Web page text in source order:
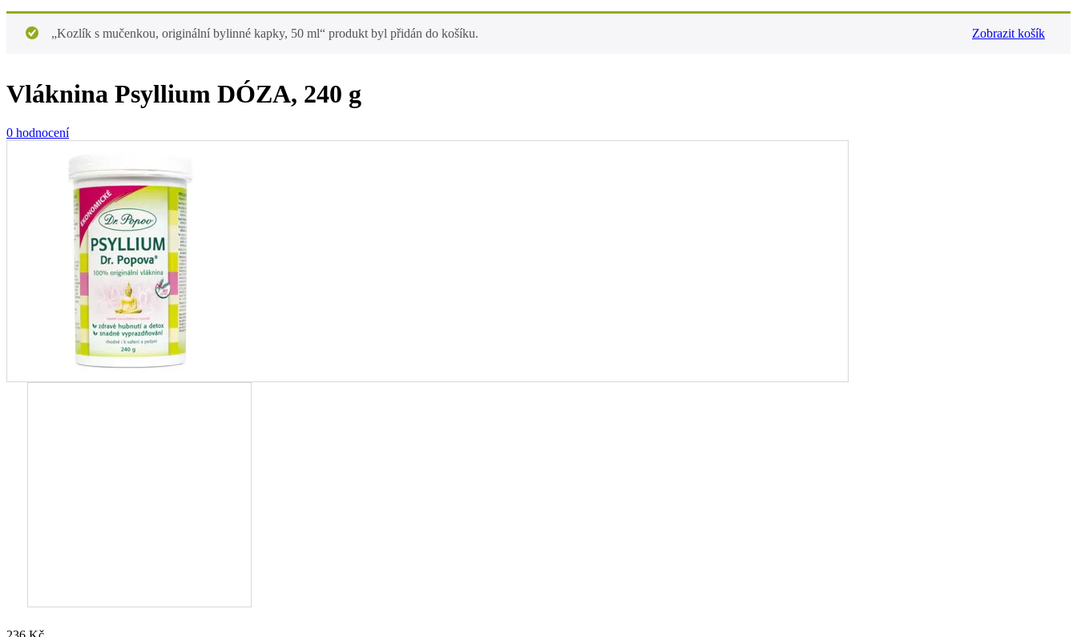
„Kozlík s mučenkou, originální bylinné kapky, 50 ml“ produkt byl přidán do košíku. Zobrazit košík
Vláknina Psyllium DÓZA, 240 g
0 hodnocení